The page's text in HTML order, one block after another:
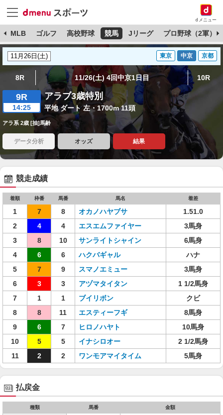
dメニュー
MLB ゴルフ 高校野球 競馬 Jリーグ プロ野球（2軍）
東京 中京 京都
8R 11/26(土) 4回中京1日目 10R
9R
14:25
アラブ3歳特別
平地 ダート 左・1700m 11頭
アラ系 2歳 [抽]馬齢
データ分析 オッズ 結果
競走成績
着順 枠番 馬番 馬名 着差
1 7 8 オカノハヤブサ
1.51.0
2
4 4 エスエムファイヤー
3馬身
3
8 10 サンライトシャイン
6馬身
4
6 6 ハクバギャル
ハナ
5
7 9 スマノエミュー
3馬身
6
3 3 アヅマタイタン
1 1/2馬身
7
1 1 ブイリボン
クビ
8
8 11 エスティーフギ
8馬身
9
6 7 ヒロノハヤト
10馬身
10
5 5 イナシロオー
2 1/2馬身
11
2 2 ワンモアマイタイム 5馬身
払戻金
種類 馬番 金額